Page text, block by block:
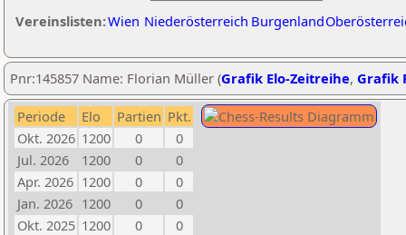
Vereinslisten:Wien Niederösterreich Burgenland
Pnr:145857 Name: Florian Müller (Grafik Elo-Zeitreihe, Grafik
Periode Elo Partien Pkt.
Okt. 2026 1200 0
0
Jul. 2026
1200 0
0
Apr. 2026 1200 0
0
Jan. 2026 1200 0
0
Okt. 2025 1200 0
0